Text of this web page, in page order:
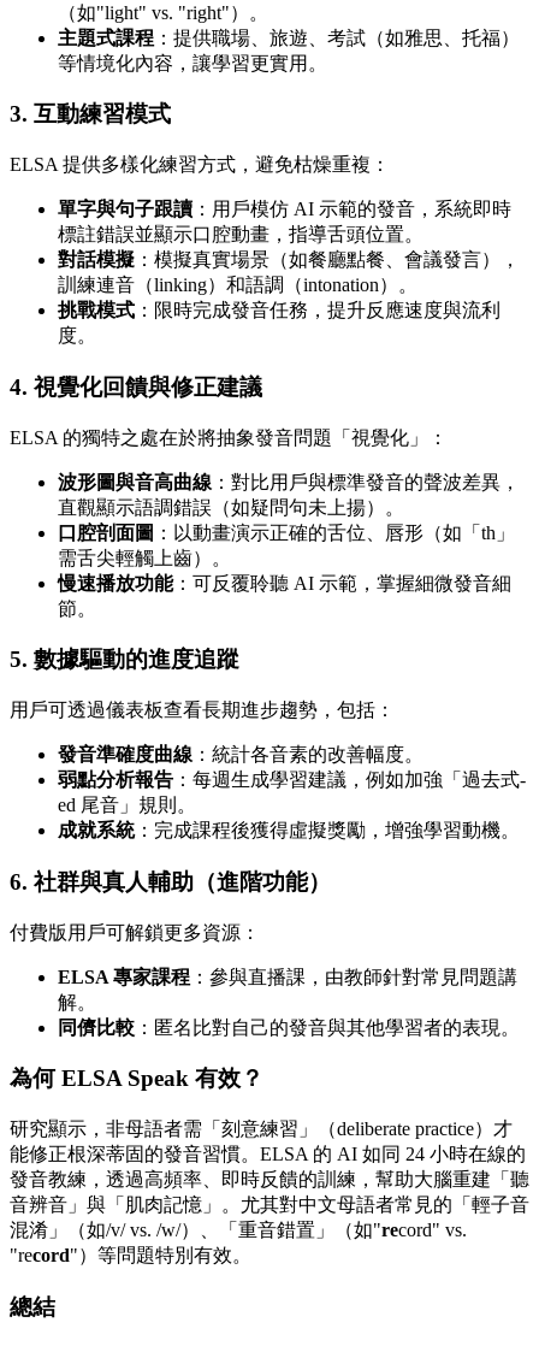
（如"light" vs. "right"）。
主題式課程 ：提供職場、旅遊、考試（如雅思、托福）
等情境化內容，讓學習更實用。
3. 互動練習模式
ELSA 提供多樣化練習方式，避免枯燥重複：
單字與句子跟讀 ：用戶模仿 AI 示範的發音，系統即時
標註錯誤並顯示口腔動畫，指導舌頭位置。
對話模擬 ：模擬真實場景（如餐廳點餐、會議發言），
訓練連音（linking）和語調（intonation）。
挑戰模式 ：限時完成發音任務，提升反應速度與流利
度。
4. 視覺化回饋與修正建議
ELSA 的獨特之處在於將抽象發音問題「視覺化」：
波形圖與音高曲線 ：對比用戶與標準發音的聲波差異，
直觀顯示語調錯誤（如疑問句未上揚）。
口腔剖面圖 ：以動畫演示正確的舌位、唇形（如「th」
需舌尖輕觸上齒）。
慢速播放功能：可反覆聆聽 AI 示範，掌握細微發音細
節。
5. 數據驅動的進度追蹤
用戶可透過儀表板查看長期進步趨勢，包括：
發音準確度曲線 ：統計各音素的改善幅度。
弱點分析報告 ：每週生成學習建議，例如加強「過去式-
ed 尾音」規則。
成就系統：完成課程後獲得虛擬獎勵，增強學習動機。
6. 社群與真人輔助（進階功能）
付費版用戶可解鎖更多資源：
ELSA 專家課程 ：參與直播課，由教師針對常見問題講
解。
同儕比較 ：匿名比對自己的發音與其他學習者的表現。
為何 ELSA Speak 有效？
研究顯示，非母語者需「刻意練習」（deliberate practice）才
能修正根深蒂固的發音習慣。ELSA 的 AI 如同 24 小時在線的
發音教練，透過高頻率、即時反饋的訓練，幫助大腦重建「聽
音辨音」與「肌肉記憶」。尤其對中文母語者常見的「輕子音
混淆」（如/v/ vs. /w/）、「重音錯置」（如"record" vs.
"record"）等問題特別有效。
總結